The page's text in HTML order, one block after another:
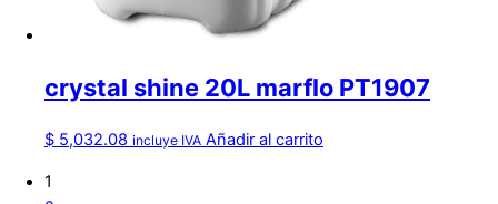
crystal shine 20L marflo PT1907
$ 5,032.08 incluye IVA Añadir al carrito
1